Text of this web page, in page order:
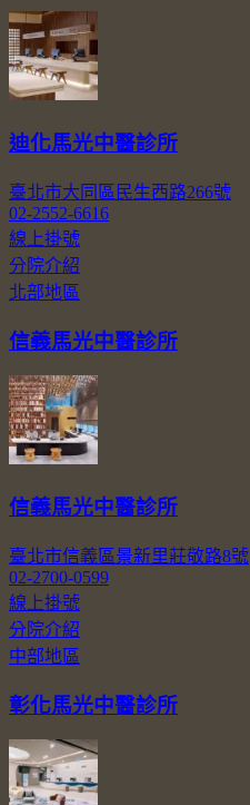
迪化馬光中醫診所
臺北市大同區民生西路266號
02-2552-6616
線上掛號
分院介紹
北部地區
信義馬光中醫診所
信義馬光中醫診所
臺北市信義區景新里莊敬路8號
02-2700-0599
線上掛號
分院介紹
中部地區
彰化馬光中醫診所